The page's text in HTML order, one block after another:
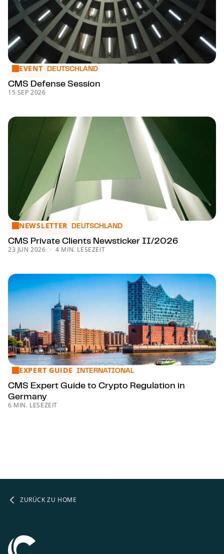
CMS Defense Session
EVENT DEUTSCHLAND
CMS Defense Session
15 SEP 2026
CMS Private Clients Newsticker II/2026
NEWSLETTER DEUTSCHLAND
CMS Private Clients Newsticker II/2026
23 JUN 2026 4 MIN. LESEZEIT
CMS Expert Guide to Crypto Regulation in Germany
EXPERT GUIDE INTERNATIONAL
CMS Expert Guide to Crypto Regulation in
Germany
6 MIN. LESEZEIT
ZURÜCK ZU HOME